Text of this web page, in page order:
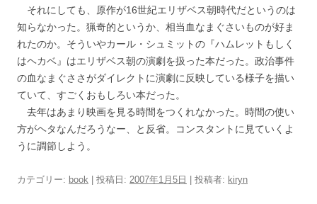
それにしても、原作が16世紀エリザベス朝時代だというのは
知らなかった。猟奇的というか、相当血なまぐさいものが好ま
れたのか。そういやカール・シュミットの『ハムレットもしく
はヘカベ』はエリザベス朝の演劇を扱った本だった。政治事件
の血なまぐささがダイレクトに演劇に反映している様子を描い
ていて、すごくおもしろい本だった。
去年はあまり映画を見る時間をつくれなかった。時間の使い
方がヘタなんだろうなー、と反省。コンスタントに見ていくよ
うに調節しよう。
カテゴリー: book | 投稿日: 2007年1月5日 投稿者: kiryn